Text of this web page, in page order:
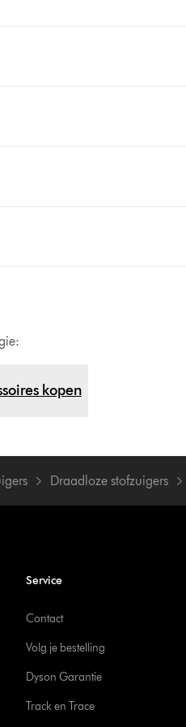
kopen
Draadloze stofzuigers
Service
Contact
Volg je bestelling
Dyson Garantie
Track en Trace